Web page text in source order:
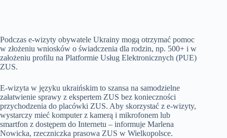
Podczas e-wizyty obywatele Ukrainy mogą otrzymać pomoc
w złożeniu wniosków o świadczenia dla rodzin, np. 500+ i w
założeniu profilu na Platformie Usług Elektronicznych (PUE)
ZUS.
E-wizyta w języku ukraińskim to szansa na samodzielne
załatwienie sprawy z ekspertem ZUS bez konieczności
przychodzenia do placówki ZUS. Aby skorzystać z e-wizyty,
wystarczy mieć komputer z kamerą i mikrofonem lub
smartfon z dostępem do Internetu – informuje Marlena
Nowicka, rzeczniczka prasowa ZUS w Wielkopolsce.